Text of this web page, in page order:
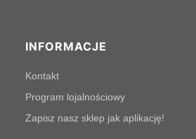
INFORMACJE
Kontakt
Program lojalnościowy
Zapisz nasz sklep jak aplikację!